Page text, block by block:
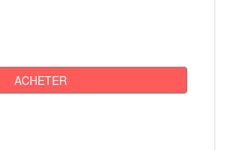
ACHETER